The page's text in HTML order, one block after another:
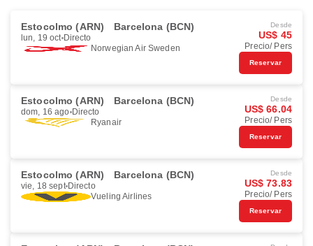
Estocolmo (ARN) Barcelona (BCN)
lun, 19 oct Directo
Norwegian Air Sweden
Desde
US$ 45
Precio/ Pers
Reservar
Estocolmo (ARN) Barcelona (BCN)
dom, 16 ago Directo
Ryanair
Desde
US$ 66.04
Precio/ Pers
Reservar
Estocolmo (ARN) Barcelona (BCN)
vie, 18 sept Directo
Vueling Airlines
Desde
US$ 73.83
Precio/ Pers
Reservar